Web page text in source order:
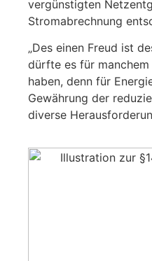
vergünstigten
Stromabrechnung
„Des einen Freud ist
dürfte es für
haben, denn für
Gewährung der
diverse